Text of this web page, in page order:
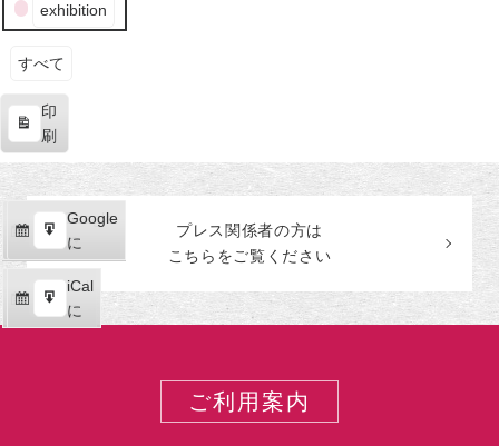
カ
exhibition
すべて
印
刷
示
Google
で
購
読
iCal
で
購
Google
に
エ
ク
ス
ポ
iCal
に
エ
プレス関係者の方は
こちらをご覧ください
ご利用案内